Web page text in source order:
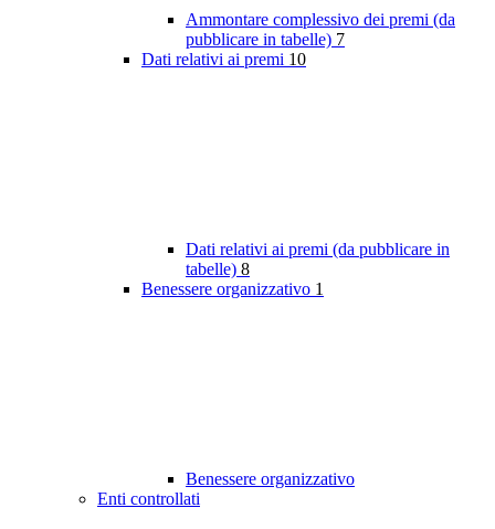
Ammontare complessivo dei premi (da
pubblicare in tabelle) 7
Dati relativi ai premi 10
Dati relativi ai premi (da pubblicare in
tabelle) 8
Benessere organizzativo 1
Benessere organizzativo
Enti controllati